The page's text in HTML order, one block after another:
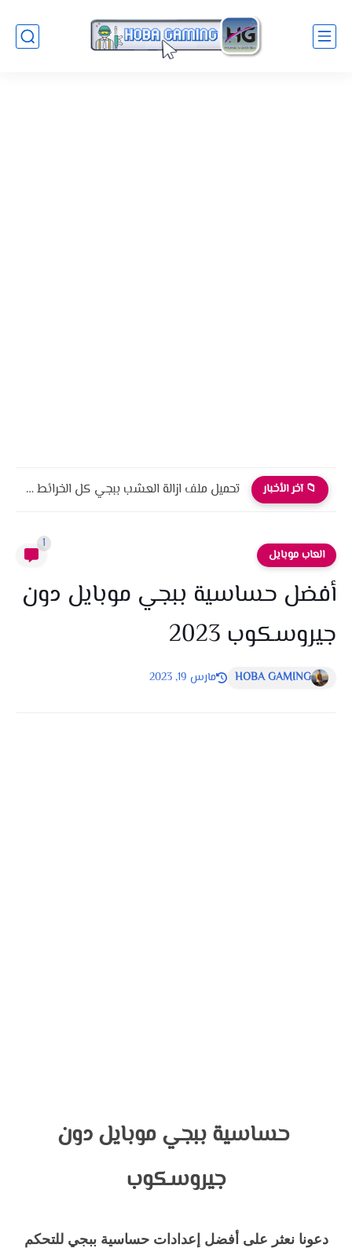
📁 آخر الأخبار تحميل ملف ازالة العشب ببجي كل الخرائط التحديث الجديد 4.0
العاب موبايل
1
أفضل حساسية ببجي موبايل دون
جيروسكوب 2023
HOBA GAMING مارس 19, 2023
حساسية ببجي موبايل دون
جيروسكوب
دعونا نعثر على أفضل إعدادات حساسية ببجي للتحكم